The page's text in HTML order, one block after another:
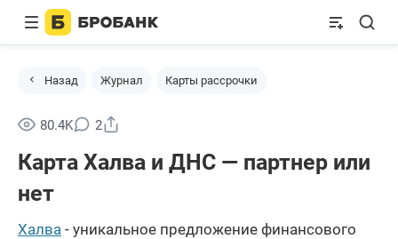
Назад Журнал Карты рассрочки
80.4K 2
Карта Халва и ДНС — партнер или
нет
Халва - уникальное предложение финансового